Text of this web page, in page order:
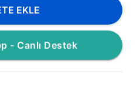
EKLE
- Canlı Destek